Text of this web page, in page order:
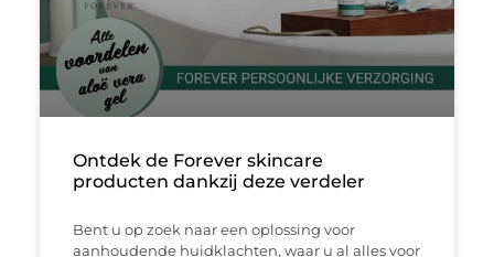
Ontdek de Forever skincare
producten dankzij deze verdeler
Bent u op zoek naar een oplossing voor
aanhoudende huidklachten, waar u al alles voor